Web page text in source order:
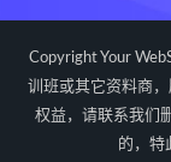
Copyright Your
训班或其它资料商
权益，请联系我们
的，特